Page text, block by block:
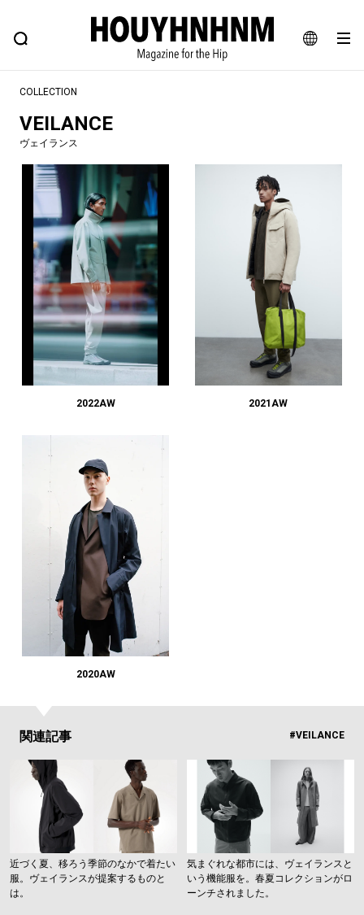
JA
FEATURE BLOG SNAP
ヒップなファッション、カルチャー、ライフスタイルWEBマガジン
#SHOPPING ADDICT
#ESSENTIAL DESIGNS #古着サミット
#NEW VINTAGE #マイナーグッド図鑑
#路地裏てぃーん。 #MONTHLY JOURNAL
#GH 銘品の所以 #フイナムのYouTube
#Commune H #FOCUS IT
#ととけん #FASHION #MUSIC #MOVIE
#LIFESTYLE #SNEAKER #OUTDOOR
COLLECTION
VEILANCE
ヴェイランス
2022AW 2021AW
2020AW
関連記事 #VEILANCE
近づく夏、移ろう季節のなかで着たい
服。ヴェイランスが提案するものと
は。
気まぐれな都市には、ヴェイランスと
いう機能服を。春夏コレクションがロ
ーンチされました。